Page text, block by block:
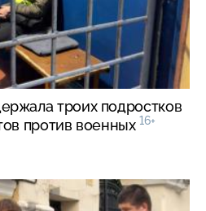
троих подростков
против военных 16+